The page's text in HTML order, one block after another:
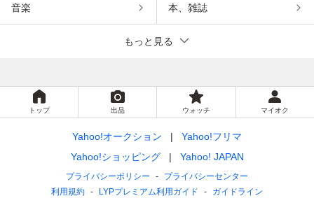
音楽 本、雑誌
もっと見る
トップ 出品 ウォッチ マイオク
Yahoo!オークション
Yahoo!フリマ
Yahoo!ショッピング
Yahoo! JAPAN
プライバシーポリシー
プライバシーセンター
利用規約
LYPプレミアム利用ガイド ガイドライン